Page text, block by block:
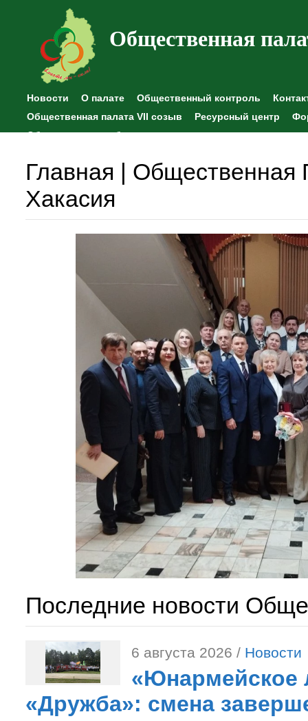
Общественная
Новости О палате Общественный контроль
Общественная палата VII созыв
Ресурсный центр
Общественные наблюдения
Главная | Общественная
Хакасия
Последние новости
6 августа 2026 / Новости
«Юнармейское
«Дружба»: смена